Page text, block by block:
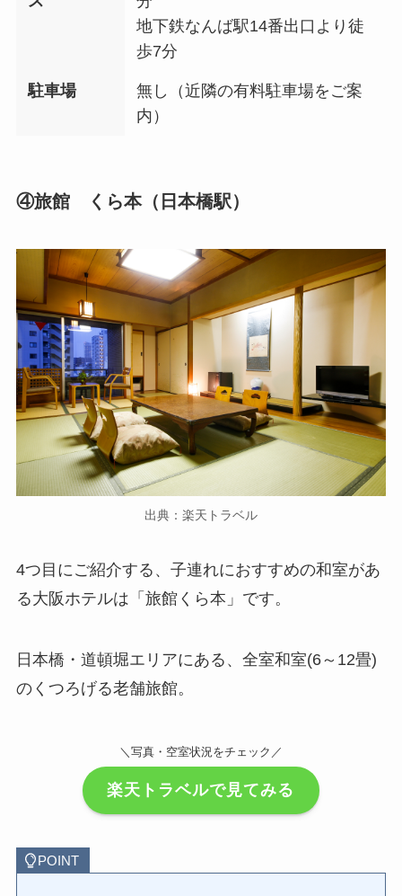
地下鉄なんば駅14番出口より徒
歩7分
駐車場
無し（近隣の有料駐車場をご案
内）
④旅館 くら本（日本橋駅）
出典：楽天トラベル
4つ目にご紹介する、子連れにおすすめの和室があ
る大阪ホテルは「旅館くら本」です。
日本橋・道頓堀エリアにある、全室和室(6～12畳)
のくつろげる老舗旅館。
＼写真・空室状況をチェック／
楽天トラベルで見てみる
POINT